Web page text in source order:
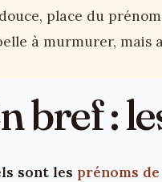
place du
à murmurer, mais
bref :
sont les prénoms